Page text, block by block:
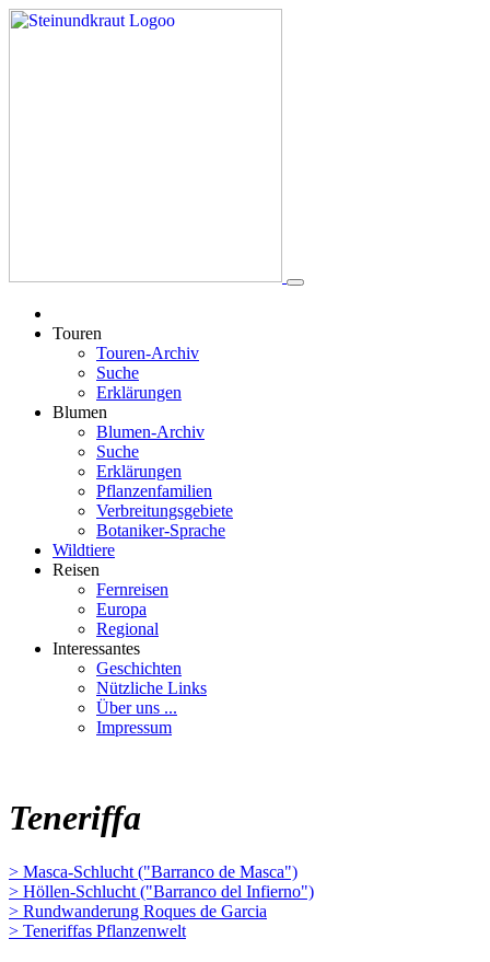
Touren
Touren-Archiv
Suche
Erklärungen
Blumen
Blumen-Archiv
Suche
Erklärungen
Pflanzenfamilien
Verbreitungsgebiete
Botaniker-Sprache
Wildtiere
Reisen
Fernreisen
Europa
Regional
Interessantes
Geschichten
Nützliche Links
Über uns ...
Impressum
Teneriffa
> Masca-Schlucht ("Barranco de Masca")
> Höllen-Schlucht ("Barranco del Infierno")
> Rundwanderung Roques de Garcia
> Teneriffas Pflanzenwelt